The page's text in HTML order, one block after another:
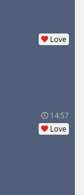
Love
14:57
Love